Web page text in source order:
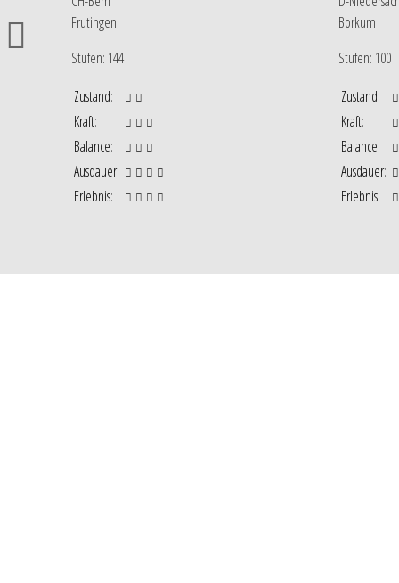
Frutingen
Stufen: 144
Zustand:
Kraft:
Balance:
Ausdauer:
Erlebnis:
Borkum
Stufen: 100
Zustand:
Kraft:
Balance:
Ausdauer:
Erlebnis: